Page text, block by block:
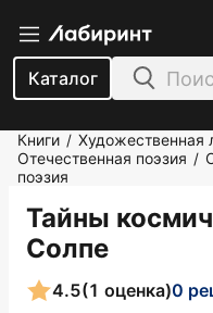
Каталог
Книги / Художественная
Отечественная поэзия /
поэзия
Тайны
Солпе
4.5(1 оценка)0